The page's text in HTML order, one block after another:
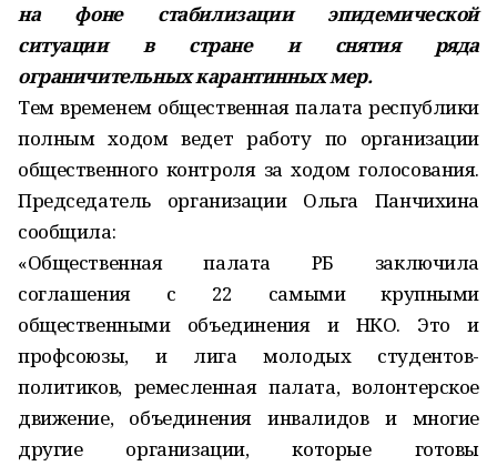
на фоне стабилизации эпидемической
ситуации в стране и снятия ряда
ограничительных карантинных мер.
Тем временем общественная палата республики
полным ходом ведет работу по организации
общественного контроля за ходом голосования.
Председатель организации Ольга Панчихина
сообщила:
«Общественная палата РБ заключила
соглашения с 22 самыми крупными
общественными объединения и НКО. Это и
профсоюзы, и лига молодых студентов-
политиков, ремесленная палата, волонтерское
движение, объединения инвалидов и многие
другие организации, которые готовы